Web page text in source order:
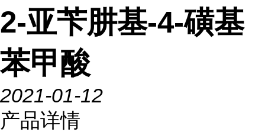
2-亚苄肼基-4-磺基
苯甲酸
2021-01-12
产品详情